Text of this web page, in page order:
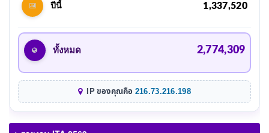
ปีนี้ 1,337,520
ทั้งหมด 2,774,309
IP ของคุณคือ 216.73.216.198